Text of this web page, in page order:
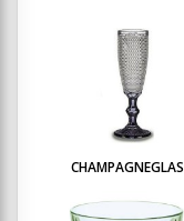
CHAMPAGNEGLAS